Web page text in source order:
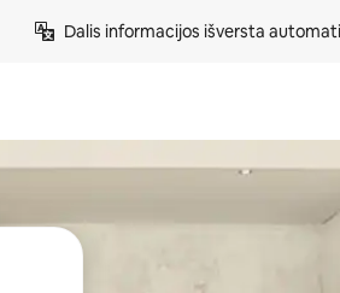
Dalis informacijos išversta